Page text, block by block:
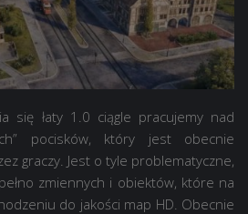
się łaty 1.0 ciągle pracujemy nad
pocisków, który jest obecnie
graczy. Jest o tyle problematyczne,
zmiennych i obiektów, które na
do jakości map HD. Obecnie